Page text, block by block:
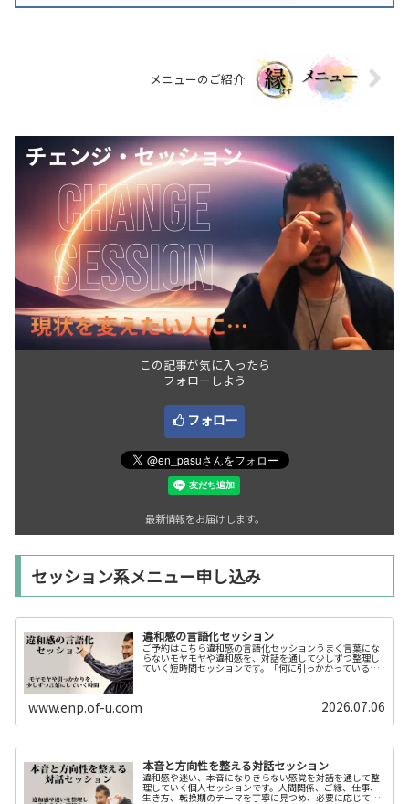
メニューのご紹介
この記事が気に入ったら
フォローしよう
フォロー
最新情報をお届けします。
セッション系メニュー申し込み
違和感の言語化セッション
ご予約はこちら違和感の言語化セッションうまく言葉にな
らないモヤモヤや違和感を、対話を通して少しずつ整理し
ていく短時間セッションです。「何に引っかかっているの
か分からない」「今の自分の状態を整理したい」そんな時
www.enp.of-u.com 2026.07.06
本音と方向性を整える対話セッション
違和感や迷い、本音になりきらない感覚を対話を通して整
理していく個人セッションです。人間関係、ご縁、仕事、
生き方、転換期のテーマを丁寧に見つめ、必要に応じてカ